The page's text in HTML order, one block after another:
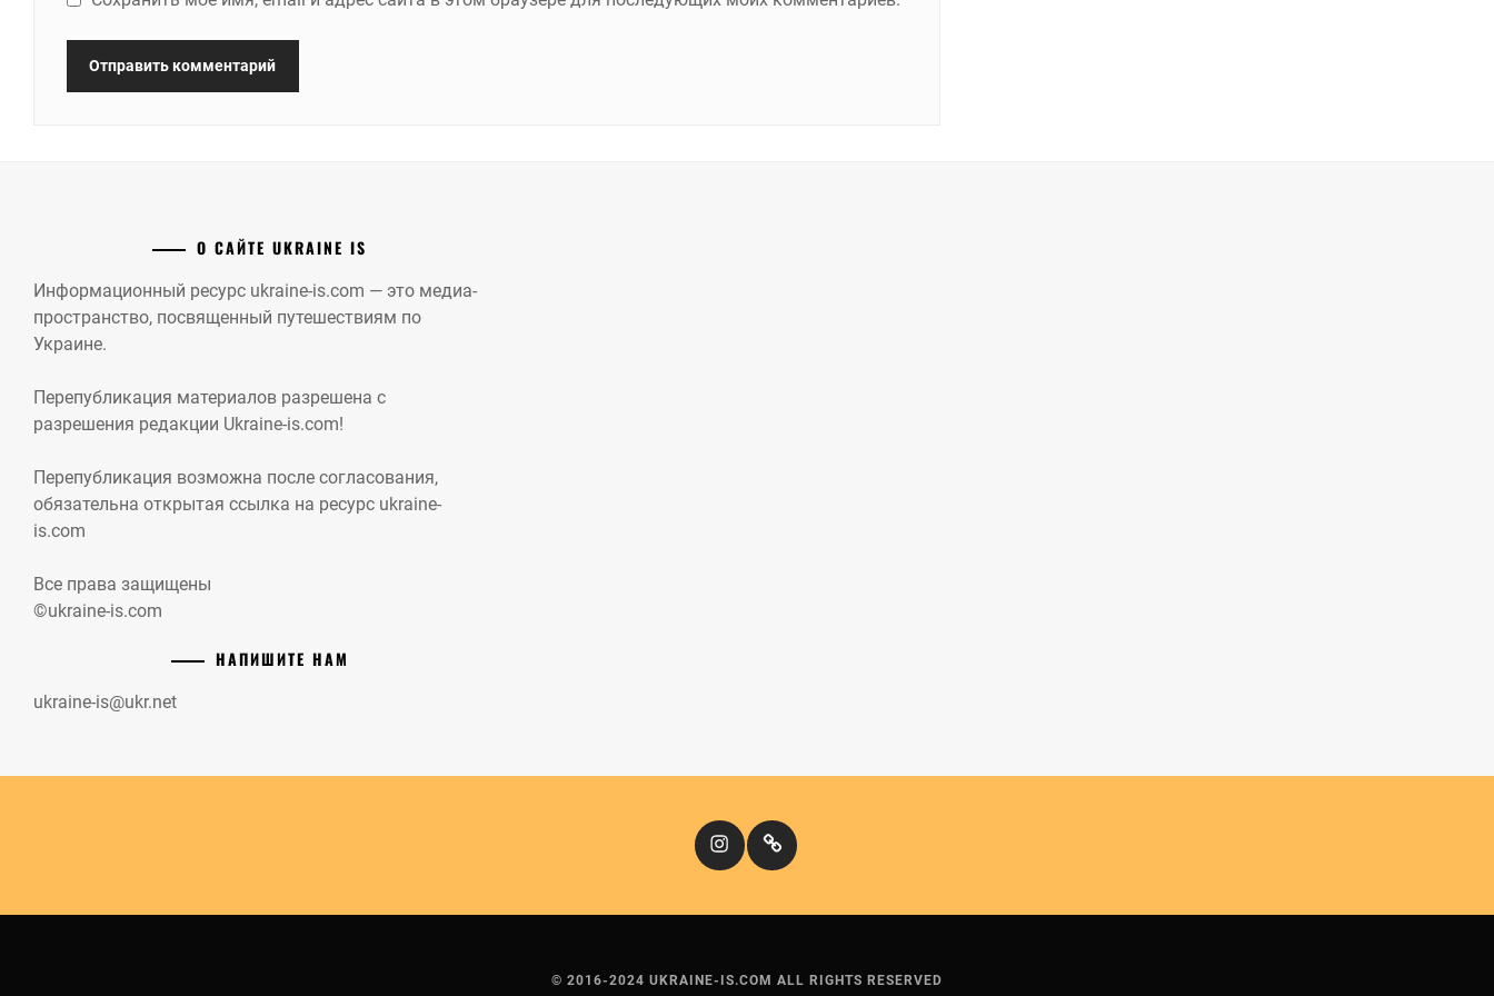
О САЙТЕ UKRAINE IS
Информационный ресурс ukraine-is.com — это медиа-
пространство, посвященный путешествиям по
Украине.
Перепубликация материалов разрешена с
разрешения редакции Ukraine-is.com!
Перепубликация возможна после согласования,
обязательна открытая ссылка на ресурс ukraine-
is.com
Все права защищены
©ukraine-is.com
НАПИШИТЕ НАМ
ukraine-is@ukr.net
InstagramКіномандри
© 2016-2024 UKRAINE-IS.COM ALL RIGHTS RESERVED